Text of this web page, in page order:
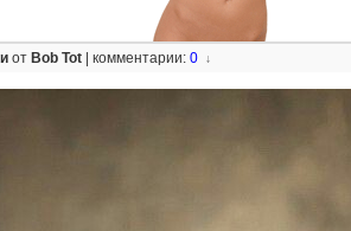
от Bob Tot комментарии: 0 ↓